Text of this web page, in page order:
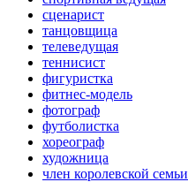
сценарист
танцовщица
телеведущая
теннисист
фигуристка
фитнес-модель
фотограф
футболистка
хореограф
художница
член королевской семьи